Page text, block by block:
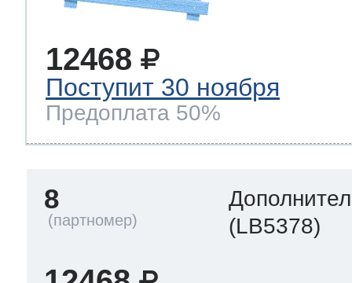
12468
Поступит 30 ноября
Предоплата 50%
8
(LB5378)